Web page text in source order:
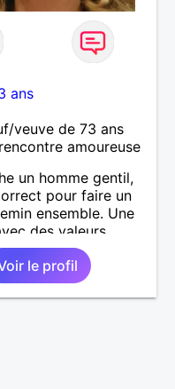
ans
veuve de 73 ans
amoureuse
un homme gentil,
pour faire un
ensemble. Une
des valeurs,
prend soin d'elle
de tout. L'important
complicité de
Je suis prête
le profil